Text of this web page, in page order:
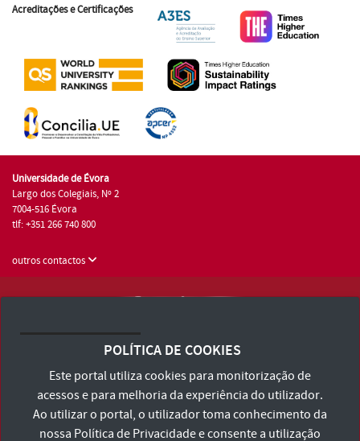
Acreditações e Certificações
Universidade de Évora
Largo dos Colegiais, Nº 2
7004-516 Évora
tlf: +351 266 740 800
outros contactos
Consulte os Termos e Condições e Política de Privacidade
Declaração de Acessibilidade
POLÍTICA DE COOKIES
Este portal utiliza cookies para monitorização de
acessos e para melhoria da experiência do utilizador.
Ao utilizar o portal, o utilizador toma conhecimento da
nossa Política de Privacidadee consente a utilização